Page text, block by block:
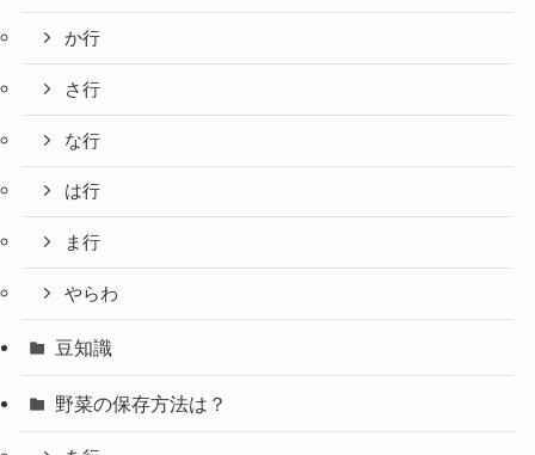
か行
さ行
な行
は行
ま行
やらわ
豆知識
野菜の保存方法は？